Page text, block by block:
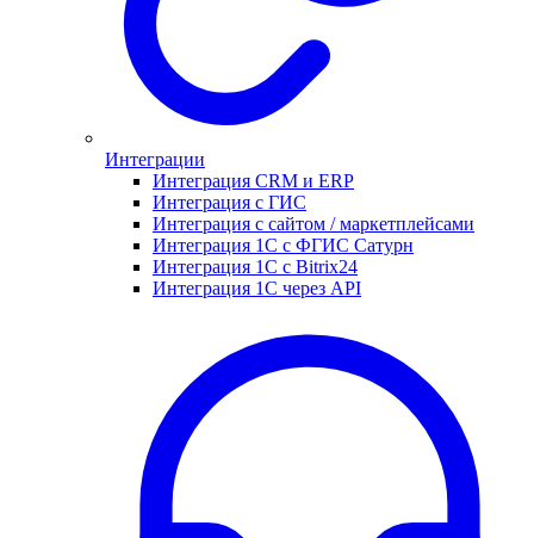
Интеграции
Интеграция CRM и ERP
Интеграция с ГИС
Интеграция с сайтом / маркетплейсами
Интеграция 1С с ФГИС Сатурн
Интеграция 1С с Bitrix24
Интеграция 1С через API